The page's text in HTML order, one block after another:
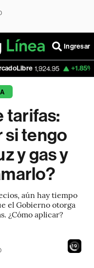
Ingresar
+1.85% Banco de
tarifas:
si tengo
y gas y
aún hay tiempo
el Gobierno otorga
¿Cómo aplicar?
17